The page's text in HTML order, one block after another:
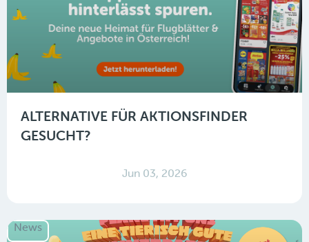
ALTERNATIVE FÜR AKTIONSFINDER
GESUCHT?
Jun 03, 2026
News